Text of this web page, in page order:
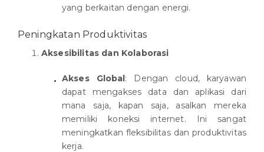
yang berkaitan dengan energi.
Peningkatan Produktivitas
Aksesibilitas dan Kolaborasi
Akses Global: Dengan cloud, karyawan
dapat mengakses data dan aplikasi dari
mana saja, kapan saja, asalkan mereka
memiliki koneksi internet. Ini sangat
meningkatkan fleksibilitas dan produktivitas
kerja.